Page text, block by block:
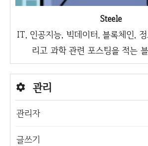
Steele
IT, 인공지능, 빅데이터, 블록체인,
리고 과학 관련 포스팅을 적는
관리
관리자
글쓰기